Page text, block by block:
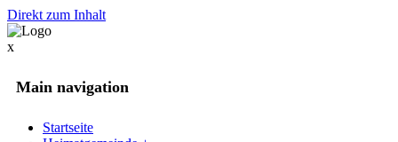
Direkt zum Inhalt
x
Main navigation
Startseite